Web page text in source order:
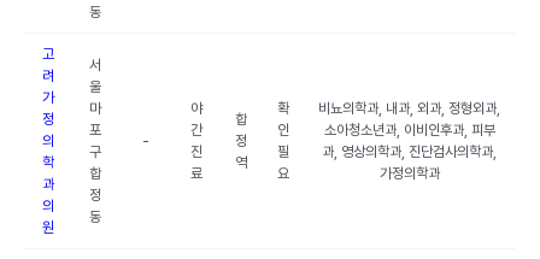
동
고
려
가
정
의
학
과
의
원
서
울
마
포
구
합
정
동
-
야
간
진
료
합
정
역
확
인
필
요
비뇨의학과, 내과, 외과, 정형외과,
소아청소년과, 이비인후과, 피부
과, 영상의학과, 진단검사의학과,
가정의학과